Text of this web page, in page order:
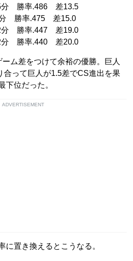
勝率.486 差13.5
勝率.475 差15.0
勝率.447 差19.0
勝率.440 差20.0
ム差をつけて余裕の優勝。巨人
合って巨人が1.5差でCS進出を果
下位だった。
ADVERTISEMENT
置き換えるとこうなる。